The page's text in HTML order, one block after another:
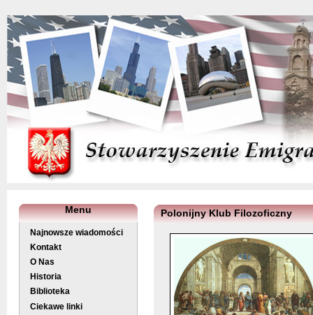
Menu
Najnowsze wiadomości
Kontakt
O Nas
Historia
Biblioteka
Ciekawe linki
Polonijny Klub Filozoficzny